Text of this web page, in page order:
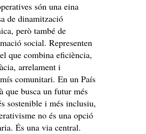
són una eina
de dinamització
però també de
social. Representen
que combina eficiència,
arrelament i
comunitari. En un País
que busca un futur més
sostenible i més inclusiu,
no és una opció
És una via central.